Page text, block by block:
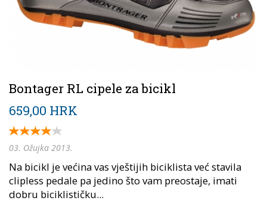
Bontager RL cipele za bicikl
659,00 HRK
03. Ožujka 2013.
Na bicikl je većina vas vještijih biciklista već stavila
clipless pedale pa jedino što vam preostaje, imati
dobru biciklističku...